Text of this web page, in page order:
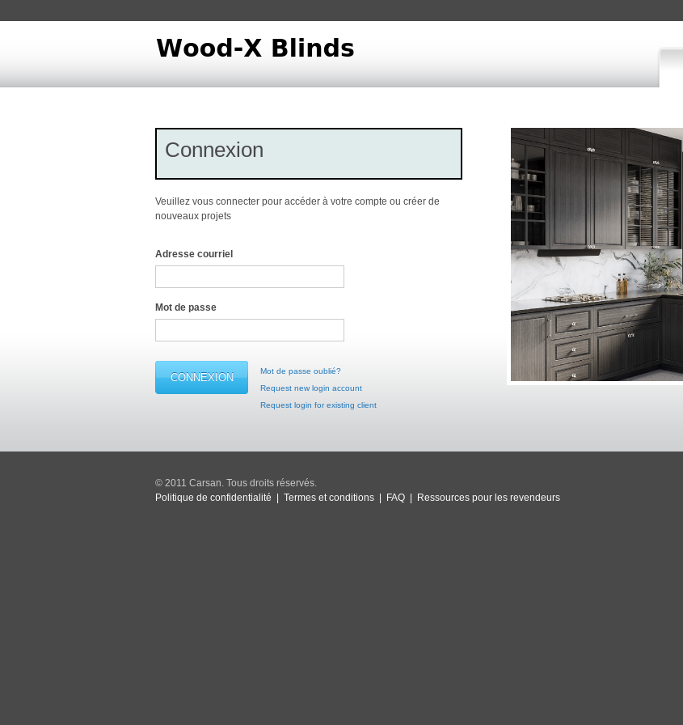
Connexion
Veuillez vous connecter pour accéder à votre compte ou créer de
nouveaux projets
Adresse courriel
Mot de passe
Mot de passe oublié?
Request new login account
Request login for existing client
© 2011 Carsan. Tous droits réservés.
Politique de confidentialité
Termes et conditions FAQ Ressources pour les revendeurs